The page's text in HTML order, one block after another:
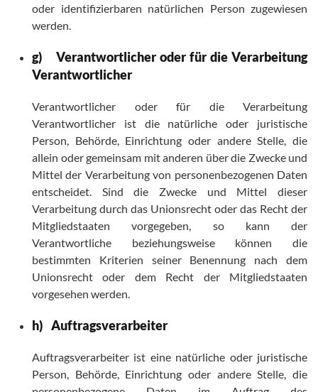
oder identifizierbaren natürlichen Person zugewiesen
werden.
g) Verantwortlicher oder für die Verarbeitung
Verantwortlicher
Verantwortlicher oder für die Verarbeitung
Verantwortlicher ist die natürliche oder juristische
Person, Behörde, Einrichtung oder andere Stelle, die
allein oder gemeinsam mit anderen über die Zwecke und
Mittel der Verarbeitung von personenbezogenen Daten
entscheidet. Sind die Zwecke und Mittel dieser
Verarbeitung durch das Unionsrecht oder das Recht der
Mitgliedstaaten vorgegeben, so kann der
Verantwortliche beziehungsweise können die
bestimmten Kriterien seiner Benennung nach dem
Unionsrecht oder dem Recht der Mitgliedstaaten
vorgesehen werden.
h) Auftragsverarbeiter
Auftragsverarbeiter ist eine natürliche oder juristische
Person, Behörde, Einrichtung oder andere Stelle, die